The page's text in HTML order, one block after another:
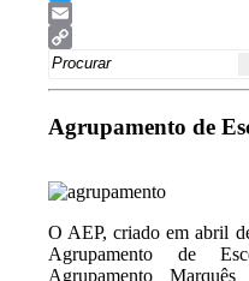
Twitter
Email
Copy
Link
Search
Agrupamento de
O AEP, criado em abril
Agrupamento de
Agrupamento